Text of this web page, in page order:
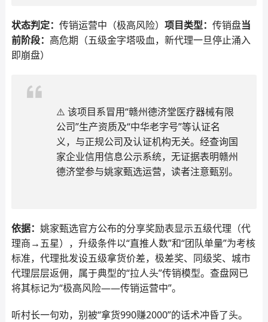
状态判定： 传销运营中（极高风险） 项目类型： 传销盘当
前阶段： 高危期（五级金字塔吸血，新代理一旦停止涌入
即崩盘）
⚠️ 该项目系冒用“赣州德济堂医疗器械有限
公司”生产资质及“中华老字号”等认证名
义，与正规公司及认证机构无关。经查询国
家企业信用信息公示系统，无证据表明赣州
德济堂参与姚家甄选运营，读者注意甄别。
依据： 姚家甄选官方公布的分享奖励表显示五级代理（代
理商→五星），升级条件以“直推人数”和“团队单量”为考核
标准，代理批发设五级拿货价差，极差奖、同级奖、城市
代理层层返佣，属于典型的“拉人头”传销模型。查盘网已
将其标记为“极高风险——传销运营中”。
听村长一句劝，别被“拿货990赚2000”的话术冲昏了头。